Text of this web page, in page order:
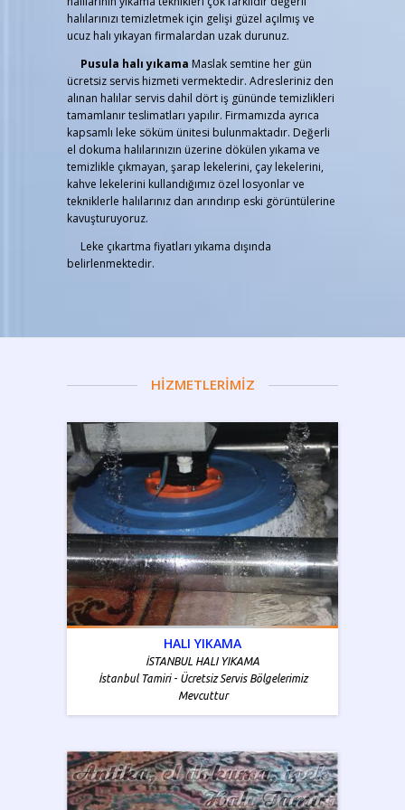
halılarınızı temizletmek için gelişi güzel açılmış ve
ucuz halı yıkayan firmalardan uzak durunuz.
Pusula halı yıkama Maslak semtine her gün
ücretsiz servis hizmeti vermektedir. Adresleriniz den
alınan halılar servis dahil dört iş gününde temizlikleri
tamamlanır teslimatları yapılır. Firmamızda ayrıca
kapsamlı leke söküm ünitesi bulunmaktadır. Değerli
el dokuma halılarınızın üzerine dökülen yıkama ve
temizlikle çıkmayan, şarap lekelerini, çay lekelerini,
kahve lekelerini kullandığımız özel losyonlar ve
tekniklerle halılarınız dan arındırıp eski görüntülerine
kavuşturuyoruz.
Leke çıkartma fiyatları yıkama dışında
belirlenmektedir.
HİZMETLERİMİZ
HALI YIKAMA
İSTANBUL HALI YIKAMA
İstanbul Tamiri - Ücretsiz Servis Bölgelerimiz
Mevcuttur